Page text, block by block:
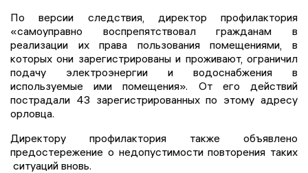
По версии следствия, директор профилактория
«самоуправно воспрепятствовал гражданам в
реализации их права пользования помещениями, в
которых они зарегистрированы и проживают, ограничил
подачу электроэнергии и водоснабжения в
используемые ими помещения». От его действий
пострадали 43 зарегистрированных по этому адресу
орловца.
Директору профилактория также объявлено
предостережение о недопустимости повторения таких
ситуаций вновь.